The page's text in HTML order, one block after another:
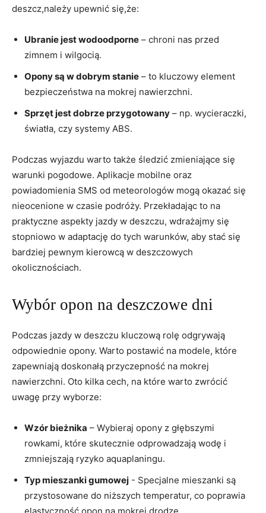
‌deszcz,należy upewnić się,że:
Ubranie jest wodoodporne – chroni nas przed⁣
zimnem i wilgocią.
Opony ‍są w dobrym stanie – to kluczowy ⁤element
bezpieczeństwa na mokrej nawierzchni.
Sprzęt jest⁢ dobrze przygotowany – np.‍ wycieraczki,
światła, czy systemy ABS.
Podczas wyjazdu⁣ warto także śledzić ⁣zmieniające się
warunki pogodowe. Aplikacje ⁤mobilne oraz
powiadomienia SMS od meteorologów mogą okazać się
nieocenione‍ w czasie podróży. Przekładając to na
praktyczne aspekty jazdy w deszczu, wdrażajmy się⁢
stopniowo w adaptację do tych warunków, aby stać się
bardziej pewnym⁣ kierowcą‍ w deszczowych
okolicznościach.
Wybór opon na deszczowe dni
Podczas jazdy w deszczu⁤ kluczową rolę odgrywają
odpowiednie opony. Warto postawić na modele, ‍które
zapewniają doskonałą przyczepność na⁢ mokrej‌
nawierzchni. ‍Oto kilka ​cech, na które warto zwrócić
uwagę przy ​wyborze:
Wzór bieżnika – Wybieraj⁢ opony z głębszymi
⁤rowkami, które skutecznie odprowadzają wodę i
zmniejszają ryzyko aquaplaningu.
Typ mieszanki gumowej ⁣- ‍Specjalne ‍mieszanki są
przystosowane do ‌niższych ‌temperatur, co poprawia